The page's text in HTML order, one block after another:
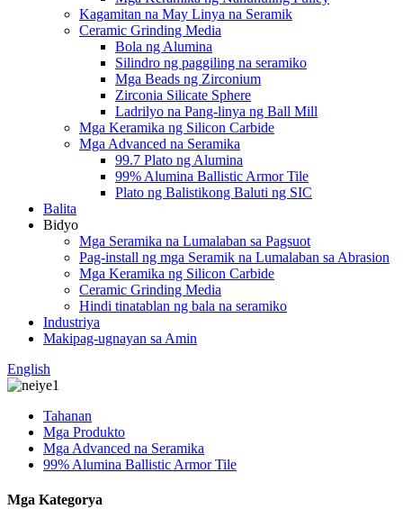
Kagamitan na May Linya na Seramik
Ceramic Grinding Media
Bola ng Alumina
Silindro ng paggiling na seramiko
Mga Beads ng Zirconium
Zirconia Silicate Sphere
Ladrilyo na Pang-linya ng Ball Mill
Mga Keramika ng Silicon Carbide
Mga Advanced na Seramika
99.7 Plato ng Alumina
99% Alumina Ballistic Armor Tile
Plato ng Balistikong Baluti ng SIC
Balita
Bidyo
Mga Seramika na Lumalaban sa Pagsuot
Pag-install ng mga Seramik na Lumalaban sa Abrasion
Mga Keramika ng Silicon Carbide
Ceramic Grinding Media
Hindi tinatablan ng bala na seramiko
Industriya
Makipag-ugnayan sa Amin
English
Tahanan
Mga Produkto
Mga Advanced na Seramika
99% Alumina Ballistic Armor Tile
Mga Kategorya